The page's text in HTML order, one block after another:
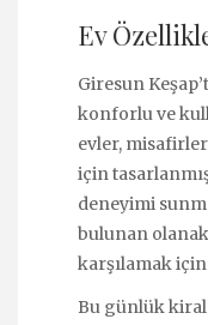
Ev
Giresun
konforlu ve
evler,
için
deneyimi
bulunan
karşılamak
Bu günlük